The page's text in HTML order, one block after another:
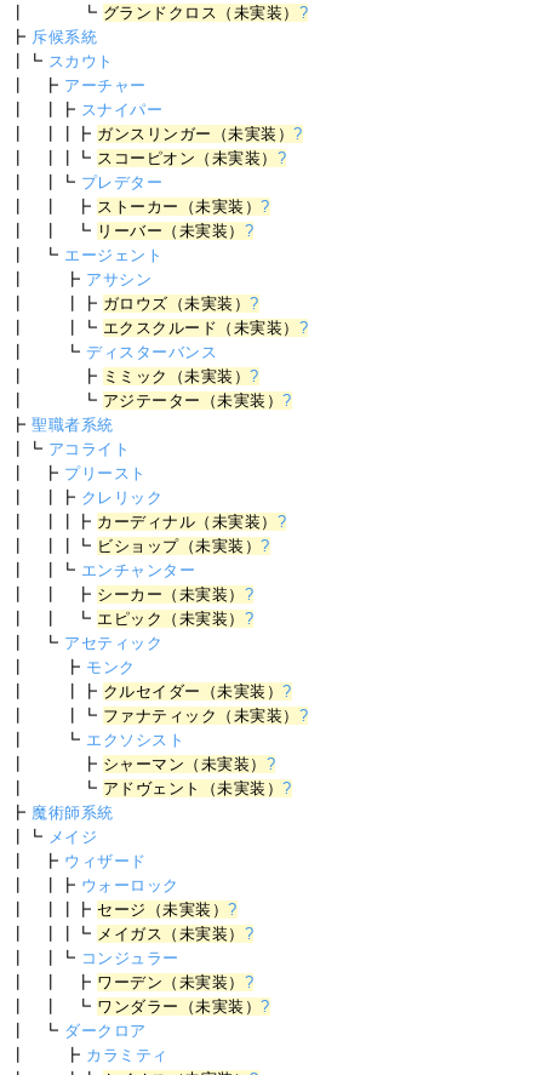
┃ ┗ グランドクロス（未実装） ?
┣ 斥候系統
┃┗ スカウト
┃ ┣ アーチャー
┃ ┃┣ スナイパー
┃ ┃┃┣ ガンスリンガー（未実装）?
┃ ┃┃┗ スコーピオン（未実装） ?
┃ ┃┗ プレデター
┃ ┃ ┣ ストーカー（未実装）?
┃ ┃ ┗ リーバー（未実装） ?
┃ ┗ エージェント
┃ ┣ アサシン
┃ ┃┣ ガロウズ（未実装）?
┃ ┃┗ エクスクルード（未実装） ?
┃ ┗ディスターバンス
┃ ┣ ミミック（未実装）?
┃ ┗ アジテーター（未実装）?
┣聖職者系統
┃┗ アコライト
┃ ┣ プリースト
┃ ┃┣ クレリック
┃ ┃┃┣ カーディナル（未実装） ?
┃ ┃┃┗ ビショップ（未実装）?
┃ ┃┗ エンチャンター
┃ ┃ ┣ シーカー（未実装） ?
┃ ┃ ┗ エピック（未実装） ?
┃ ┗ アセティック
┃ ┣ モンク
┃ ┃┣ クルセイダー（未実装）?
┃ ┃┗ ファナティック（未実装） ?
┃ ┗ エクソシスト
┃ ┣ シャーマン（未実装） ?
┃ ┗ アドヴェント（未実装）?
┣ 魔術師系統
┃┗ メイジ
┃ ┣ ウィザード
┃ ┃┣ ウォーロック
┃ ┃┃┣ セージ（未実装）?
┃ ┃┃┗ メイガス（未実装） ?
┃ ┃┗ コンジュラー
┃ ┃ ┣ ワーデン（未実装） ?
┃ ┃ ┗ ワンダラー（未実装）?
┃ ┗ ダークロア
┃ ┣ カラミティ